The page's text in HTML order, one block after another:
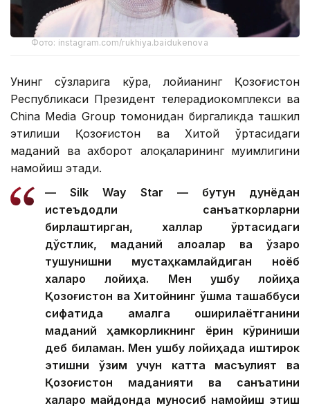
Фото: instagram.com/rukhiya.baidukenova
Унинг сўзларига кўра, лойиҳанинг Қозоғистон
Республикаси Президент телерадиокомплекси ва
China Media Group томонидан биргаликда ташкил
этилиши Қозоғистон ва Хитой ўртасидаги
маданий ва ахборот алоқаларининг муҳимлигини
намойиш этади.
— Silk Way Star — бутун дунёдан
истеъдодли санъаткорларни
бирлаштирган, халқлар ўртасидаги
дўстлик, маданий алоқалар ва ўзаро
тушунишни мустаҳкамлайдиган ноёб
халқаро лойиҳа. Мен ушбу лойиҳа
Қозоғистон ва Хитойнинг қўшма ташаббуси
сифатида амалга оширилаётганини
маданий ҳамкорликнинг ёрқин кўриниши
деб биламан. Мен ушбу лойиҳада иштирок
этишни ўзим учун катта масъулият ва
Қозоғистон маданияти ва санъатини
халқаро майдонда муносиб намойиш этиш